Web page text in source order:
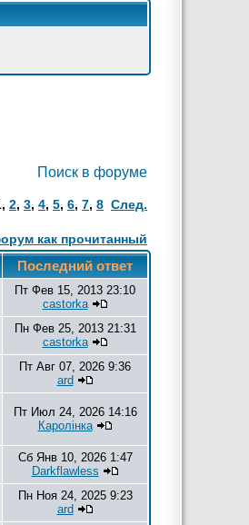
Поиск в форуме
, 2, 3, 4, 5, 6, 7, 8 След.
как прочитанный
Последний ответ
Пт Фев 15, 2013 23:10
castorka
Пн Фев 25, 2013 21:31
castorka
Пт Авг 07, 2026 9:36
ard
Пт Июл 24, 2026 14:16
Каролiнка
Сб Янв 10, 2026 1:47
Darkflawless
Пн Ноя 24, 2025 9:23
ard